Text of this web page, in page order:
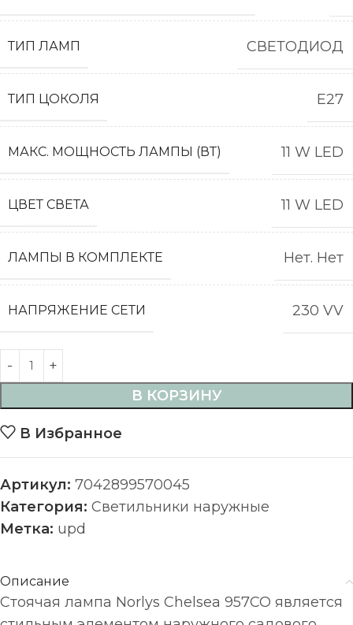
ТИП ЛАМП СВЕТОДИОД
ТИП ЦОКОЛЯ E27
МАКС. МОЩНОСТЬ ЛАМПЫ (ВТ) 11 W LED
ЦВЕТ СВЕТА 11 W LED
ЛАМПЫ В КОМПЛЕКТЕ Нет. Нет
НАПРЯЖЕНИЕ СЕТИ 230 VV
В КОРЗИНУ
В Избранное
Артикул: 7042899570045
Категория: Светильники наружные
Метка: upd
Описание
Стоячая лампа Norlys Chelsea 957CO является